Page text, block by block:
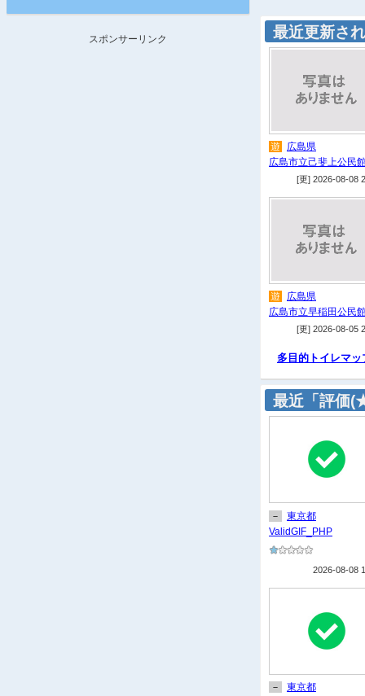
最近更新さ
遊
広島県
広島市立己斐上公民
[更] 2026-08-08
遊
広島県
広島市立早稲田公民
[更] 2026-08-05
多目的トイレマ
最近「評価
－
東京都
ValidGIF_PHP
2026-08-08
－
東京都
スポンサーリンク